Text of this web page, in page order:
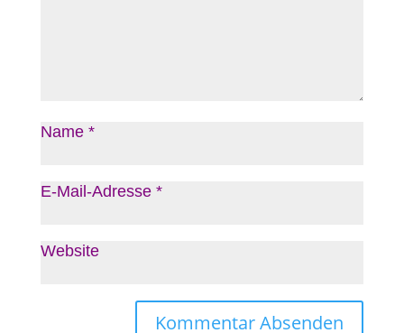
Name *
E-Mail-Adresse *
Website